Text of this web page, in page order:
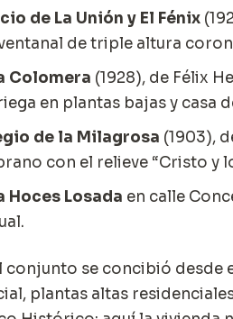
de La Unión y El Fénix
de triple altura
Colomera (1928), de Félix
en plantas bajas y casa
de la Milagrosa (1903),
con el relieve “Cristo y
Hoces Losada en calle
conjunto se concibió desde
plantas altas